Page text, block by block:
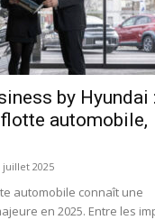
by Hyundai :
automobile,
juillet 2025
automobile connaît une
en 2025. Entre les